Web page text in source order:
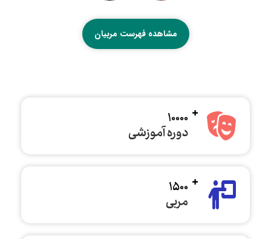
مشاهده فهرست مربیان
10000
دوره آموزشی
1500
مربی